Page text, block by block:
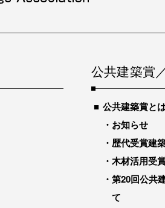
公共建築賞
公共建築賞と
お知らせ
歴代受賞建
木材活用受
第20回公共
て